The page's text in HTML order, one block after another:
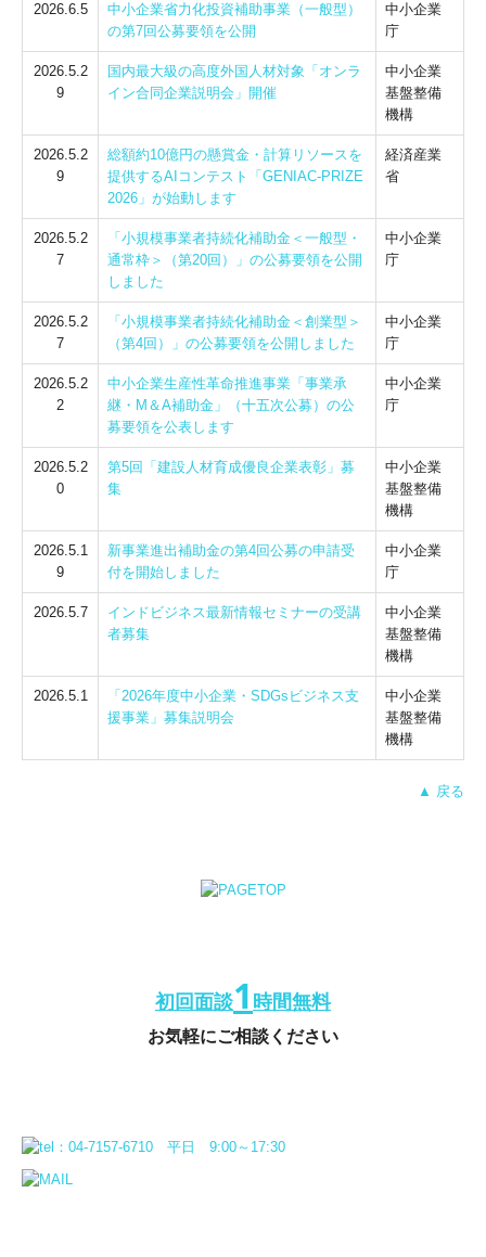
2026.6.5
中小企業省力化投資補助事業（一般型）
の第7回公募要領を公開
中小企業
庁
2026.5.2
9
国内最大級の高度外国人材対象「オンラ
イン合同企業説明会」開催
中小企業
基盤整備
機構
2026.5.2
9
総額約10億円の懸賞金・計算リソースを
提供するAIコンテスト「GENIAC-PRIZE
2026」が始動します
経済産業
省
2026.5.2
7
「小規模事業者持続化補助金＜一般型・
通常枠＞（第20回）」の公募要領を公開
しました
中小企業
庁
2026.5.2
7
「小規模事業者持続化補助金＜創業型＞
（第4回）」の公募要領を公開しました
中小企業
庁
2026.5.2
2
中小企業生産性革命推進事業「事業承
継・M＆A補助金」（十五次公募）の公
募要領を公表します
中小企業
庁
2026.5.2
0
第5回「建設人材育成優良企業表彰」募
集
中小企業
基盤整備
機構
2026.5.1
9
新事業進出補助金の第4回公募の申請受
付を開始しました
中小企業
庁
2026.5.7
インドビジネス最新情報セミナーの受講
者募集
中小企業
基盤整備
機構
2026.5.1
「2026年度中小企業・SDGsビジネス支
援事業」募集説明会
中小企業
基盤整備
機構
▲ 戻る
初回面談1 時間無料
お気軽にご相談ください